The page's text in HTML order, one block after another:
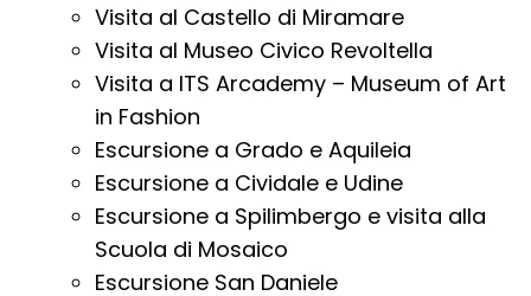
Visita al Castello di Miramare
Visita al Museo Civico Revoltella
Visita a ITS Arcademy – Museum of Art
in Fashion
Escursione a Grado e Aquileia
Escursione a Cividale e Udine
Escursione a Spilimbergo e visita alla
Scuola di Mosaico
Escursione San Daniele